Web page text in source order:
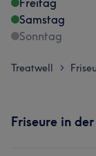
Freitag
Samstag
Sonntag
Treatwell >
Friseure in